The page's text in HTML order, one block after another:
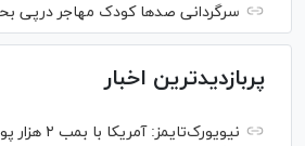
سرگردانی صد‌ها کودک مهاجر درپی
پربازدیدترین اخبار